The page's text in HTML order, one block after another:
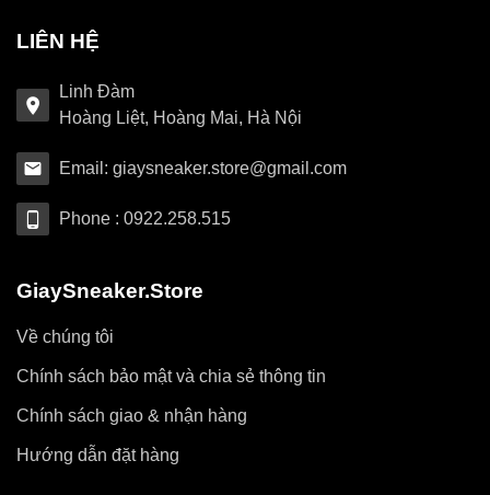
LIÊN HỆ
Linh Đàm
Hoàng Liệt, Hoàng Mai, Hà Nội
Email: giaysneaker.store@gmail.com
Phone : 0922.258.515
GiaySneaker.Store
Về chúng tôi
Chính sách bảo mật và chia sẻ thông tin
Chính sách giao & nhận hàng
Hướng dẫn đặt hàng